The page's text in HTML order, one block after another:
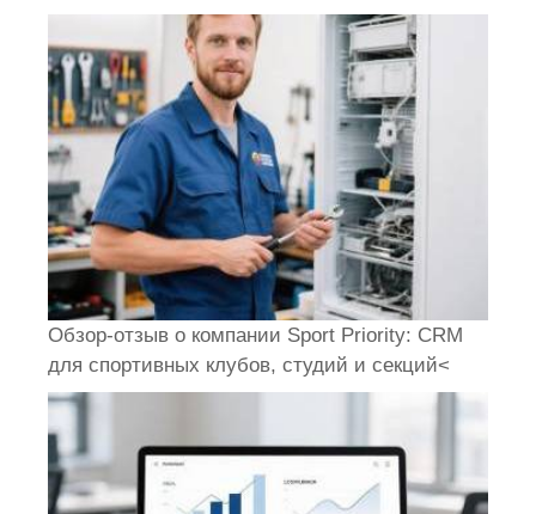
Обзор-отзыв о компании Sport Priority: CRM
для спортивных клубов, студий и секций<